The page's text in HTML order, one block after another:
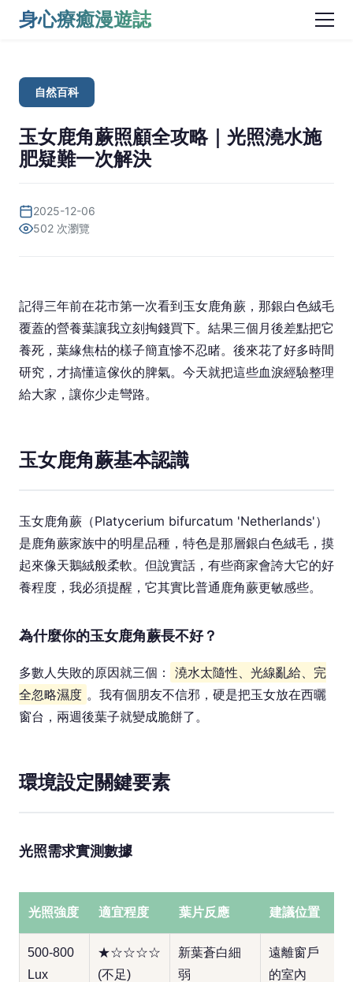
身心療癒漫遊誌
自然百科
玉女鹿角蕨照顧全攻略｜光照澆水施
肥疑難一次解決
2025-12-06
502 次瀏覽
記得三年前在花市第一次看到玉女鹿角蕨，那銀白色絨毛
覆蓋的營養葉讓我立刻掏錢買下。結果三個月後差點把它
養死，葉緣焦枯的樣子簡直慘不忍睹。後來花了好多時間
研究，才搞懂這傢伙的脾氣。今天就把這些血淚經驗整理
給大家，讓你少走彎路。
玉女鹿角蕨基本認識
玉女鹿角蕨（Platycerium bifurcatum 'Netherlands'）
是鹿角蕨家族中的明星品種，特色是那層銀白色絨毛，摸
起來像天鵝絨般柔軟。但說實話，有些商家會誇大它的好
養程度，我必須提醒，它其實比普通鹿角蕨更敏感些。
為什麼你的玉女鹿角蕨長不好？
多數人失敗的原因就三個：
澆水太隨性、光線亂給、完
全忽略濕度 。我有個朋友不信邪，硬是把玉女放在西曬
窗台，兩週後葉子就變成脆餅了。
環境設定關鍵要素
光照需求實測數據
光照強度 適宜程度 葉片反應 建議位置
500-800
Lux
★☆☆☆☆
(不足)
新葉蒼白細
弱
遠離窗戶
的室內